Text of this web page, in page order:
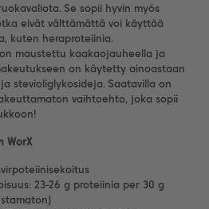
Se sopii hyvin myös
eivät välttämättä voi käyttää
kuten heraproteiinia.
maustettu kaakaojauheella ja
on käytetty ainoastaan
stevioliglykosideja. Saatavilla on
vaihtoehto, joka sopii
WorX
23-26 g proteiinia per 30 g